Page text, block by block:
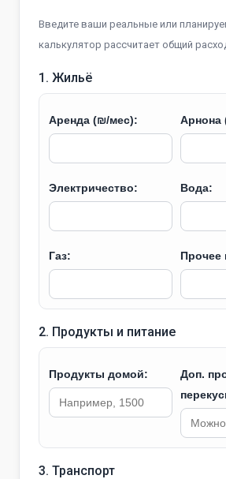
Введите ваши реальные или
калькулятор рассчитает общий
1. Жильё
Аренда (₪/мес): Арнона
Электричество: Вода:
Газ: Прочее
2. Продукты и питание
Продукты домой:
Доп.
3. Транспорт